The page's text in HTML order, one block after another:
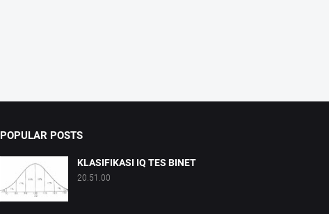
POPULAR POSTS
KLASIFIKASI IQ TES BINET
20.51.00